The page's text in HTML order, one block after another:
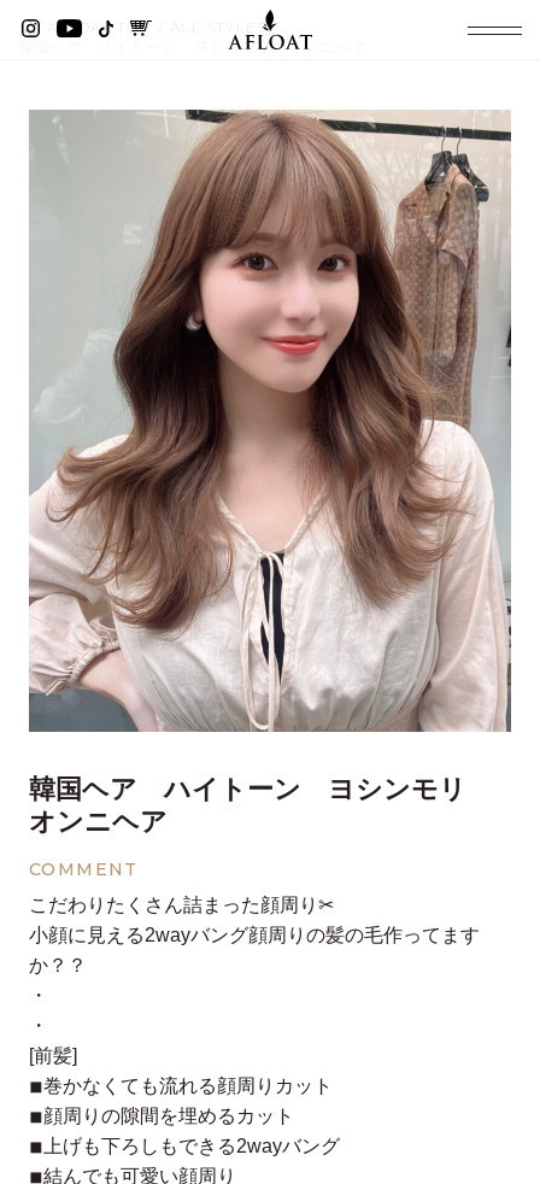
AFLOAT TOP
ALL STYLES
韓国ヘア ハイトーン ヨシンモリ オンニヘア
韓国ヘア ハイトーン ヨシンモリ
オンニヘア
COMMENT
こだわりたくさん詰まった顔周り✂︎
小顔に見える2wayバング顔周りの髪の毛作ってます
か？？
・
・
[前髪]
◾︎巻かなくても流れる顔周りカット
◾︎顔周りの隙間を埋めるカット
◾︎上げも下ろしもできる2wayバング
◾︎結んでも可愛い顔周り